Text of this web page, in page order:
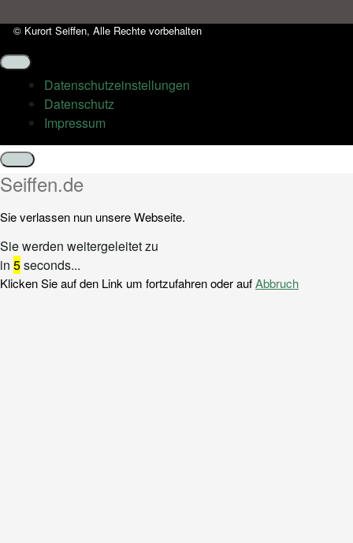
© Kurort Seiffen, Alle Rechte vorbehalten
Datenschutz­einstellungen
Datenschutz
Impressum
Schließen
Seiffen.de
Sie verlassen nun unsere Webseite.
Sie werden weitergeleitet zu
in 5seconds...
Klicken Sie auf den Link um fortzufahren oder aufAbbruch